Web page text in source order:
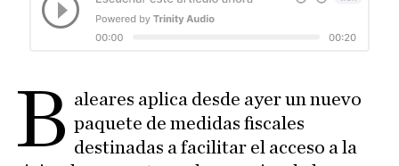
B aleares aplica desde ayer un nuevo
paquete de medidas fiscales
destinadas a facilitar el acceso a la